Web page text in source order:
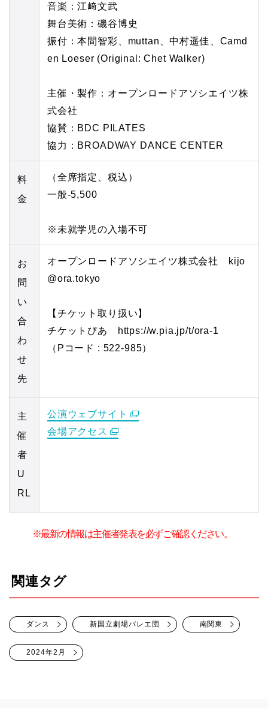
音楽：江﨑文武
舞台美術：磯谷博史
振付：本間智彩、muttan、中村遥佳、Camd
en Loeser (Original: Chet Walker)
主催・製作：オープンロードアソシエイツ株
式会社
協賛：BDC PILATES
協力：BROADWAY DANCE CENTER ⁡
料
金
（全席指定、税込）
一般‐5,500
※未就学児の入場不可
お
問
い
合
わ
せ
先
オープンロードアソシエイツ株式会社 kijo
@ora.tokyo
【チケット取り扱い】
チケットぴあ https://w.pia.jp/t/ora-1
（Pコード : 522-985）
主
催
者
U
RL
公演ウェブサイト
会場アクセス
※最新の情報は主催者発表を必ずご確認ください。
関連タグ
ダンス 新国立劇場バレエ団 南関東
2024年2月